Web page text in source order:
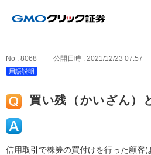
No : 8068 公開日時 : 2021/12/23 07:57
用語説明
買い残（かいざん）
信用取引で株券の買付けを行った顧客